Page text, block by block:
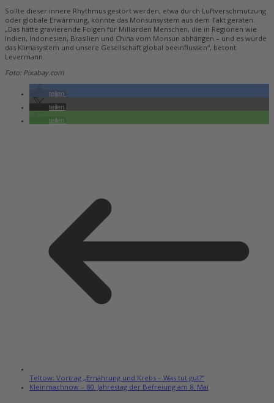
Sollte dieser innere Rhythmus gestört werden, etwa durch Luftverschmutzung
oder globale Erwärmung, könnte das Monsunsystem aus dem Takt geraten.
„Das hätte gravierende Folgen für Milliarden Menschen, die in Regionen wie
Indien, Indonesien, Brasilien und China vom Monsun abhängen – und es würde
das Klimasystem und unsere Gesellschaft global beeinflussen“, betont
Levermann.
Foto: Pixabay.com
teilen
teilen
teilen
Teltow: Vortrag „Ernährung und Krebs – Was tut gut?“
Kleinmachnow – 80. Jahrestag der Befreiung am 8. Mai